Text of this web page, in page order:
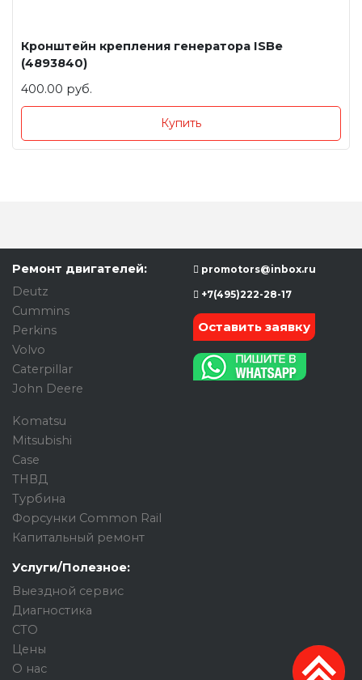
Кронштейн крепления генератора ISBe
(4893840)
400.00 руб.
Купить
Ремонт двигателей:
Deutz
Cummins
Perkins
Volvo
Caterpillar
John Deere
Komatsu
Mitsubishi
Case
ТНВД
Турбина
Форсунки Common Rail
Капитальный ремонт
Услуги/Полезное:
Выездной сервис
Диагностика
СТО
Цены
О нас
promotors@inbox.ru
+7(495)222-28-17
Оставить заявку